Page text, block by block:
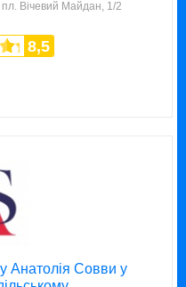
Вічевий Майдан, 1/2
8,5
Анатолія Совви у